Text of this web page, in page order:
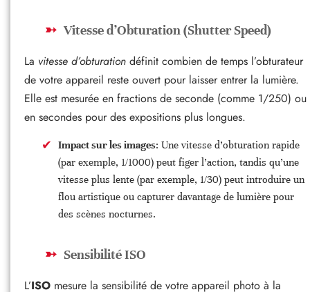
Vitesse d’Obturation (Shutter Speed)
La vitesse d’obturation définit combien de temps l’obturateur
de votre appareil reste ouvert pour laisser entrer la lumière.
Elle est mesurée en fractions de seconde (comme 1/250) ou
en secondes pour des expositions plus longues.
Impact sur les images: Une vitesse d’obturation rapide
(par exemple, 1/1000) peut figer l’action, tandis qu’une
vitesse plus lente (par exemple, 1/30) peut introduire un
flou artistique ou capturer davantage de lumière pour
des scènes nocturnes.
Sensibilité ISO
L’ISO mesure la sensibilité de votre appareil photo à la